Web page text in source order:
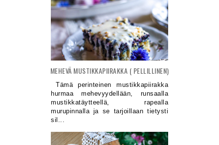
MEHEVÄ MUSTIKKAPIIRAKKA ( PELLILLINEN)
Tämä perinteinen mustikkapiirakka
hurmaa mehevyydellään, runsaalla
mustikkatäytteellä, rapealla
murupinnalla ja se tarjoillaan tietysti
sil...